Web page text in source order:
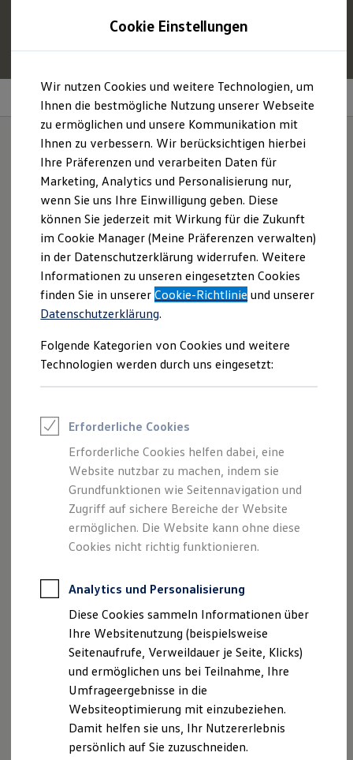
Hauptinhalt
springen
Footer
springen
Profitieren Sie von bis zu6.000 € 1
VolkswagenID. oder
Hybridmodelle.
Mehr zur E‑Auto-Förderung
Modelle und Konfigurator
Konfigurator
Modelle vergleichen
Konfiguration laden
Autosuche
Elektroautos
ENERGY Sondermodelle
Nutzfahrzeuge
SUV und CUV
Familienautos
Kombis
Kompaktwagen
Sportwagen
Schnell verfügbare Fahrzeuge
Angebote und Produkte
Aktuelle Angebote
E-Auto-Förderung
Volkswagen Marktplatz
Elektromobilität bei Gebrauchtwagen
Saisonangebote
Reifenpakete
Leasing
Leasing-Angebote
Gebrauchtwagen Leasing
Junge Gebrauchtwagen-Leasing
Elektroauto Leasing
Kleinwagen-Leasing
Autokredit mit Schlussrate
Versicherungen und Garantien
Kfz-Versicherung
Restschuldversicherungen
Garantien
Wartungsverträge
Geschäftskunden
Professional Class bei Volkswagen
Großkunden
Behörden
Direktkunden
Sonderfahrzeuge
Hybrid-Technologie
Doppelt gut: effizient
fahren, flexibel bleiben
bietet verschiedene Hybrid-Technologien –
passend zu Ihren Strecken und Ihrem Fahrprofil.
Ob Plug-in-Hybrid mit elektrischer Reichweite und flexibler
Langstreckentauglichkeit, Hybrid-Technologie ohne
externes Laden oder eTSI mit Mild-Hybrid-Technologie:
Jede Variante kann Sie dabei unterstützen,
Kraftstoffverbrauch und CO₂-Emissionen zu reduzieren und
gleichzeitig mobil zu bleiben.
Plug-in-Hybrid
Mit einem Plug-in-Hybrid profitieren Sie von den Vorteilen
des elektrischen Antriebs und bleiben auf längeren Fahrten
dank des TSI-Benzinmotors flexibel.
Hybrid-Technologie (HEV)
Cookie Einstellungen
Wir nutzen Cookies und weitere Technologien, um
Ihnen die bestmögliche Nutzung unserer Webseite
zu ermöglichen und unsere Kommunikation mit
Ihnen zu verbessern. Wir berücksichtigen hierbei
Ihre Präferenzen und verarbeiten Daten für
Marketing, Analytics und Personalisierung nur,
wenn Sie uns Ihre Einwilligung geben. Diese
können Sie jederzeit mit Wirkung für die Zukunft
im Cookie Manager (Meine Präferenzen verwalten)
in der Datenschutzerklärung widerrufen. Weitere
Informationen zu unseren eingesetzten Cookies
finden Sie in unsererCookie-Richtlinie und unserer
Datenschutzerklärung.
Folgende Kategorien von Cookies und weitere
Technologien werden durch uns eingesetzt:
Erforderliche Cookies
Erforderliche Cookies helfen dabei, eine
Website nutzbar zu machen, indem sie
Grundfunktionen wie Seitennavigation und
Zugriff auf sichere Bereiche der Website
ermöglichen. Die Website kann ohne diese
Cookies nicht richtig funktionieren.
Analytics und Personalisierung
Diese Cookies sammeln Informationen über
Ihre Websitenutzung (beispielsweise
Seitenaufrufe, Verweildauer je Seite, Klicks)
und ermöglichen uns bei Teilnahme, Ihre
Umfrageergebnisse in die
Websiteoptimierung mit einzubeziehen.
Damit helfen sie uns, Ihr Nutzererlebnis
persönlich auf Sie zuzuschneiden.